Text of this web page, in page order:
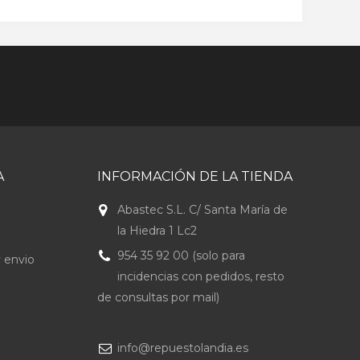
envio
INFORMACIÓN DE LA TIENDA
Abastec S.L. C/ Santa María de
la Hiedra 1 Lc2
954 35 92 00 (solo para
incidencias con pedidos, resto
de consultas por mail)
info@repuestolandia.es